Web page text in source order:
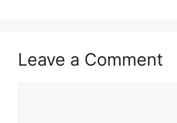
Leave a Comment